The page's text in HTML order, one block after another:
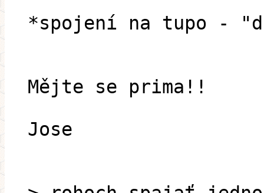
*spojení na tupo -
Mějte se prima!!
Jose